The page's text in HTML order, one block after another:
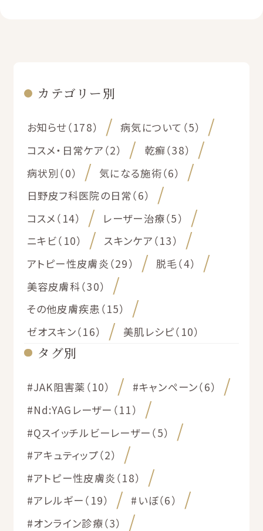
カテゴリー別
お知らせ（178）
病気について（5）
コスメ・日常ケア（2）
乾癬（38）
病状別（0）
気になる施術（6）
日野皮フ科医院の日常（6）
コスメ（14）
レーザー治療（5）
ニキビ（10）
スキンケア（13）
アトピー性皮膚炎（29）
脱毛（4）
美容皮膚科（30）
その他皮膚疾患（15）
ゼオスキン（16）
美肌レシピ（10）
タグ別
#JAK阻害薬（10）
#キャンペーン（6）
#Nd:YAGレーザー（11）
#Qスイッチルビーレーザー（5）
#アキュティップ（2）
#アトピー性皮膚炎（18）
#アレルギー（19）
#いぼ（6）
#オンライン診療（3）